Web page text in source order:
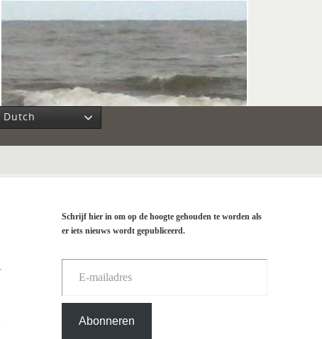
Dutch
Schrijf hier in om op de hoogte gehouden te worden als
er iets nieuws wordt gepubliceerd.
E-mailadres
Abonneren